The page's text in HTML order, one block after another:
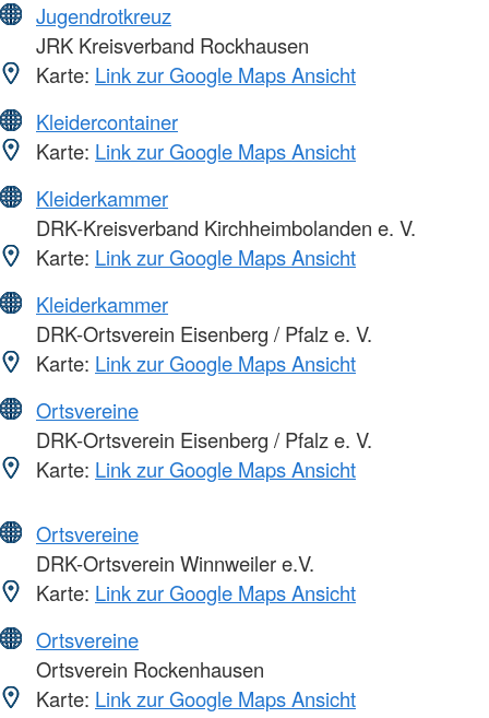
Jugendrotkreuz
JRK Kreisverband Rockhausen
Karte: Link zur Google Maps Ansicht
Kleidercontainer
Karte: Link zur Google Maps Ansicht
Kleiderkammer
DRK-Kreisverband Kirchheimbolanden e. V.
Karte: Link zur Google Maps Ansicht
Kleiderkammer
DRK-Ortsverein Eisenberg / Pfalz e. V.
Karte: Link zur Google Maps Ansicht
Ortsvereine
DRK-Ortsverein Eisenberg / Pfalz e. V.
Karte: Link zur Google Maps Ansicht
Ortsvereine
DRK-Ortsverein Winnweiler e.V.
Karte: Link zur Google Maps Ansicht
Ortsvereine
Ortsverein Rockenhausen
Karte: Link zur Google Maps Ansicht